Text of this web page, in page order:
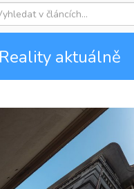
Reality aktuálně